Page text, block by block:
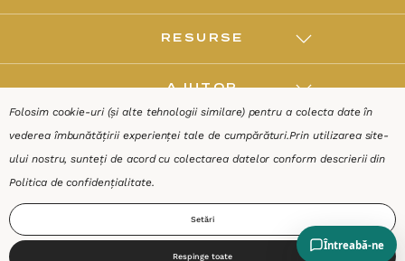
RESURSE
AJUTOR
DESPRE
Folosim cookie-uri (și alte tehnologii similare) pentru a colecta date în
vederea îmbunătățirii experienței tale de cumpărături.Prin utilizarea site-
ului nostru, sunteți de acord cu colectarea datelor conform descrierii din
Politica de confidențialitate.
Setări
Respinge toate